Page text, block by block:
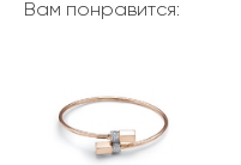
Вам понравится: